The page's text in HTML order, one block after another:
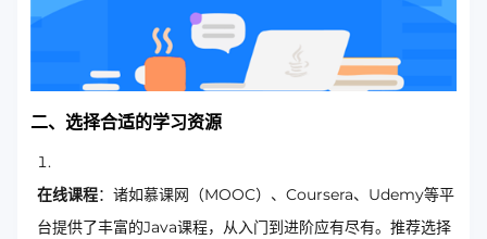
二、选择合适的学习资源
在线课程：诸如慕课网（MOOC）、Coursera、Udemy等平
台提供了丰富的Java课程，从入门到进阶应有尽有。推荐选择